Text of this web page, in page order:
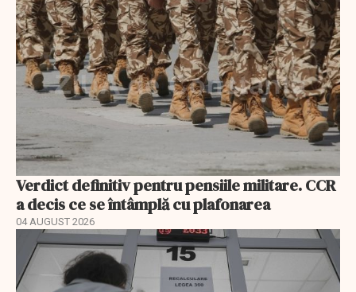
Verdict definitiv pentru pensiile militare. CCR
a decis ce se întâmplă cu plafonarea
04 AUGUST 2026